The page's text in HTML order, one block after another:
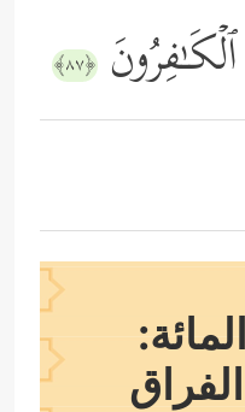
﴿٨٧﴾
الفراق